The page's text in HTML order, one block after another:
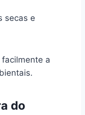
secas e
a
do